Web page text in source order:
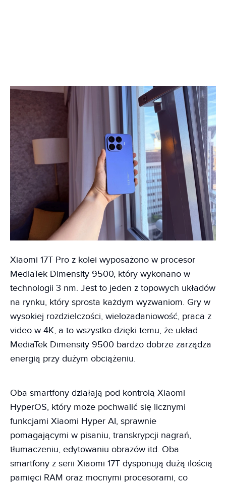
Xiaomi 17T Pro z kolei wyposażono w procesor
MediaTek Dimensity 9500, który wykonano w
technologii 3 nm. Jest to jeden z topowych układów
na rynku, który sprosta każdym wyzwaniom. Gry w
wysokiej rozdzielczości, wielozadaniowość, praca z
video w 4K, a to wszystko dzięki temu, że układ
MediaTek Dimensity 9500 bardzo dobrze zarządza
energią przy dużym obciążeniu.
Oba smartfony działają pod kontrolą Xiaomi
HyperOS, który może pochwalić się licznymi
funkcjami Xiaomi Hyper AI, sprawnie
pomagającymi w pisaniu, transkrypcji nagrań,
tłumaczeniu, edytowaniu obrazów itd. Oba
smartfony z serii Xiaomi 17T dysponują dużą ilością
pamięci RAM oraz mocnymi procesorami, co